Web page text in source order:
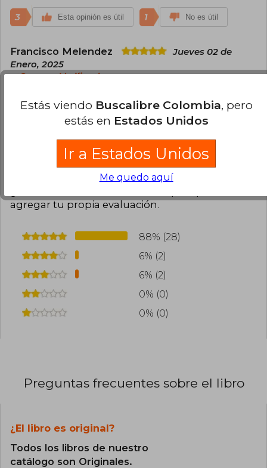
3 Esta opinión es útil 1 No es útil
Francisco Melendez
Jueves 02 de
Enero, 2025
Compra Verificada
cualquier biblioteca.
Cargar más opiniones del libro
agregar tu propia evaluación.
88% (28)
6% (2)
6% (2)
0% (0)
0% (0)
Preguntas frecuentes sobre el libro
¿El libro es original?
Todos los libros de nuestro
catálogo son Originales.
Estás viendo Buscalibre Colombia, pero
estás en Estados Unidos
Ir a Estados Unidos
Me quedo aquí